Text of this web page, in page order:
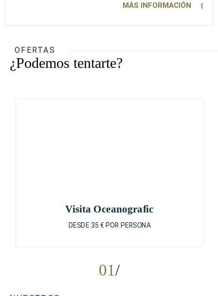
MÁS INFORMACIÓN
OFERTAS
¿Podemos tentarte?
01
Visita Oceanografic
DESDE 35 € POR PERSONA